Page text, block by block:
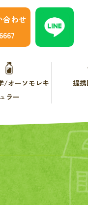
合わせ
/オーソモレキ
ュラー
提